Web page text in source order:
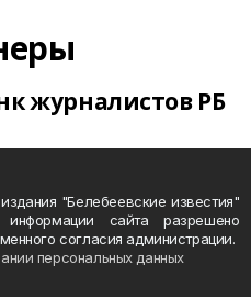
журналистов РБ
"Белебеевские известия"
информации сайта разрешено
согласия администрации.
персональных данных